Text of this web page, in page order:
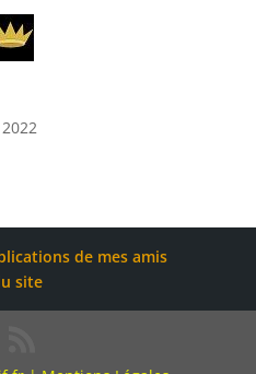
de mes amis
site